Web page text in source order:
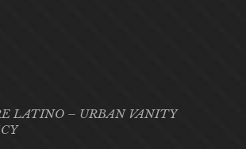
LATINO – URBAN VANITY